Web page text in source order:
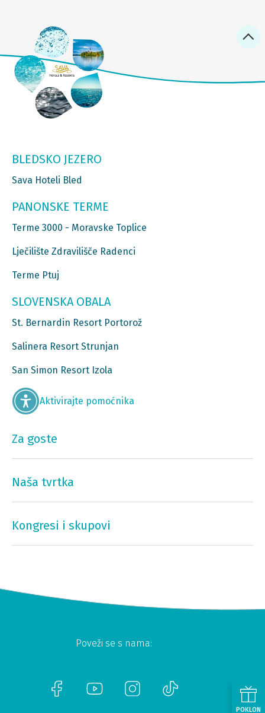
BLEDSKO JEZERO
Sava Hoteli Bled
PANONSKE TERME
Terme 3000 - Moravske Toplice
Lječilište Zdravilišče Radenci
Terme Ptuj
SLOVENSKA OBALA
St. Bernardin Resort Portorož
Salinera Resort Strunjan
San Simon Resort Izola
Aktivirajte pomoćnika
Za goste
Naša tvrtka
Kongresi i skupovi
Poveži se s nama:
POKLON